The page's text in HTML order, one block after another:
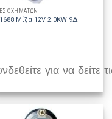
ΟΧΗΜΑΤΩΝ
Μίζα 12V 2.0KW 9Δ
για να δείτε